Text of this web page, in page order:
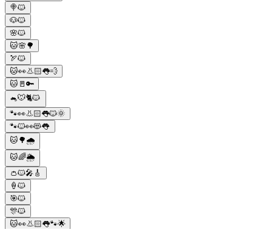
🍭🐱
🐶🐱
🌸🐱
🐱🌸🌳
🏹🐱
🐱👀👃🏻👅💨
🐱🚪🔑
🐁🐭🐈🐱
🐾👀👃🏻👅🐱🌞
🐾🐱👀😻👅
🐱🌳🌧️
🐱🌈🌦️
👛🐱🎤🎸
🍦🐱
🎯🐱
🎊🐱
🐱👀👃🏻👅🐾🌟